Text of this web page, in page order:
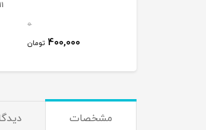
0
400,000 تومان
11س 1747
مشخصات